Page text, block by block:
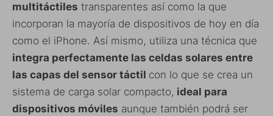
multitáctiles transparentes así como la que
incorporan la mayoría de dispositivos de hoy en día
como el iPhone. Así mismo, utiliza una técnica que
integra perfectamente las celdas solares entre
las capas del sensor táctil con lo que se crea un
sistema de carga solar compacto, ideal para
dispositivos móviles aunque también podrá ser